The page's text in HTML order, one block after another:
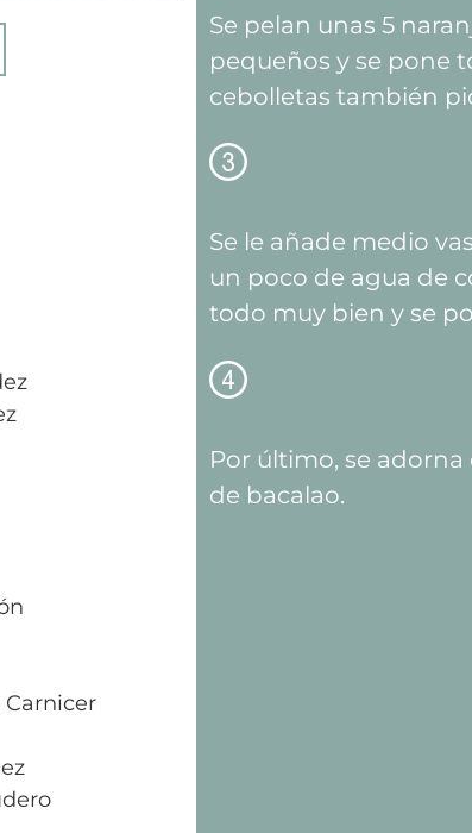
Se pelan unas 5
pequeños y se pone
cebolletas también
Se le añade medio
un poco de agua de
todo muy bien y se
Por último, se
de bacalao.